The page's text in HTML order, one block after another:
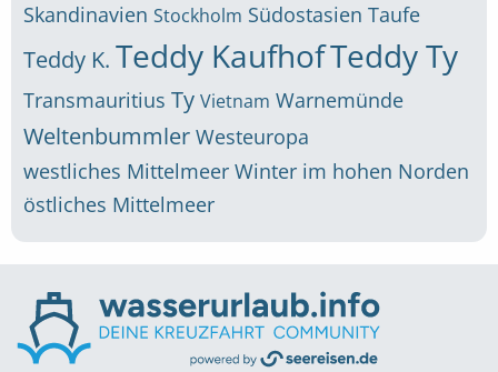
Skandinavien Stockholm Südostasien Taufe
Teddy K. Teddy KaufhofTeddy Ty
Transmauritius Ty Vietnam Warnemünde
Weltenbummler Westeuropa
westliches Mittelmeer Winter im hohen Norden
östliches Mittelmeer